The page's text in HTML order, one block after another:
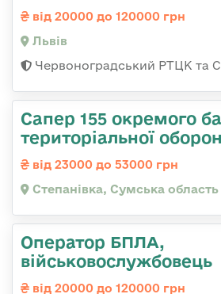
від 20000 до 120000 грн
Львів
Червоноградський РТЦК та
Сапер 155 окремого
територіальної
від 23000 до 53000 грн
Степанівка, Сумська область
Оператор БПЛА,
військовослужбовець
від 20000 до 120000 грн